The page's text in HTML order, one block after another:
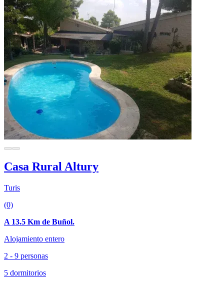
Casa Rural Altury
Turis
(0)
A 13.5 Km de Buñol.
Alojamiento entero
2 - 9 personas
5 dormitorios